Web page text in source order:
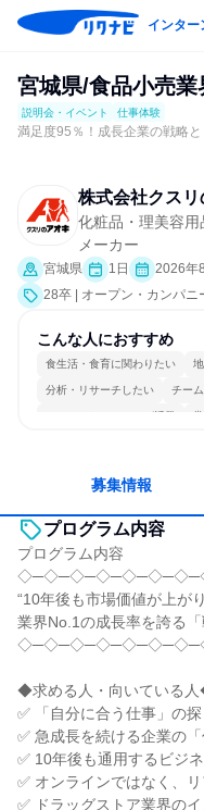
インター
宮城県/食品小売業
説明会・イベント 仕事体験
満足度95％！成長企業の戦略
株式会社クスリ
化粧品・理美容
メーカー
宮城県 1日
2026年
28卒 | オープン・カンパニ
仕事体験）
こんな人におすすめ
食生活・食育に関わりたい
分析・リサーチしたい チー
コミュニケーションが活発
募集情報
プログラム内容
プログラム内容
“10年後も市場価値が上が
業界No.1の成長率を誇る
◆求める人・向いている
✅ 「自分に合う仕事」の
✅ 急成長を続ける企業の
✅ 10年後も通用するビジ
✅ オンラインではなく、
✅ ドラッグストア業界の